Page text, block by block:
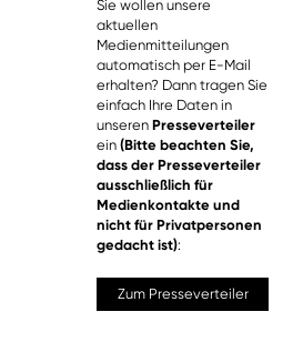
Sie wollen unsere
aktuellen
Medienmitteilungen
automatisch per E-Mail
erhalten? Dann tragen Sie
einfach Ihre Daten in
unseren Presseverteiler
ein (Bitte beachten Sie,
dass der Presseverteiler
ausschließlich für
Medienkontakte und
nicht für Privatpersonen
gedacht ist):
Zum Presseverteiler